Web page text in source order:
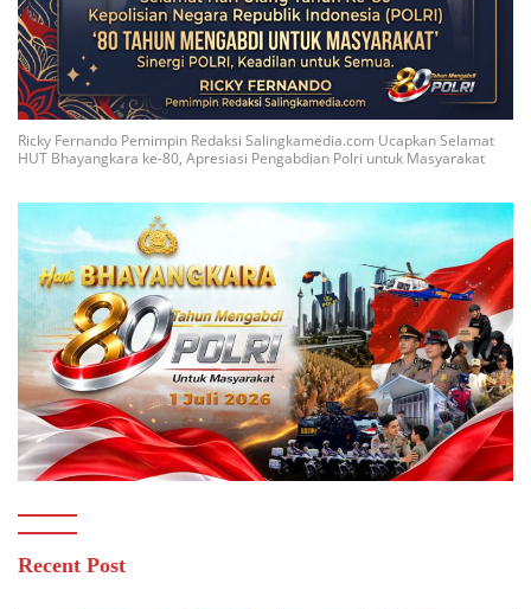
Ricky Fernando Pemimpin Redaksi Salingkamedia.com Ucapkan Selamat
HUT Bhayangkara ke-80, Apresiasi Pengabdian Polri untuk Masyarakat
Recent Post